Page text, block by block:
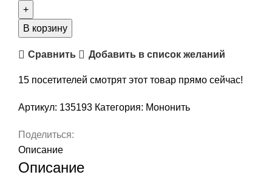
Нить
моно
200м,
В корзину
Сравнить Добавить в список желаний
15 посетителей смотрят этот товар прямо сейчас!
Артикул: 135193 Категория: Мононить
Поделиться:
Описание
Описание